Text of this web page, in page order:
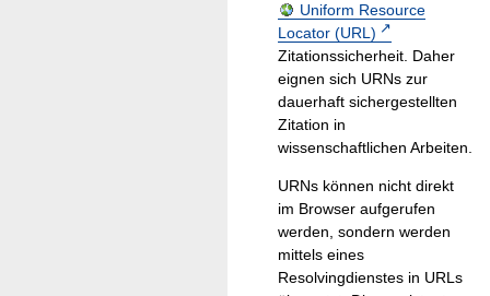
Uniform Resource
Locator (URL)
Zitationssicherheit. Daher
eignen sich URNs zur
dauerhaft sichergestellten
Zitation in
wissenschaftlichen Arbeiten.
URNs können nicht direkt
im Browser aufgerufen
werden, sondern werden
mittels eines
Resolvingdienstes in URLs